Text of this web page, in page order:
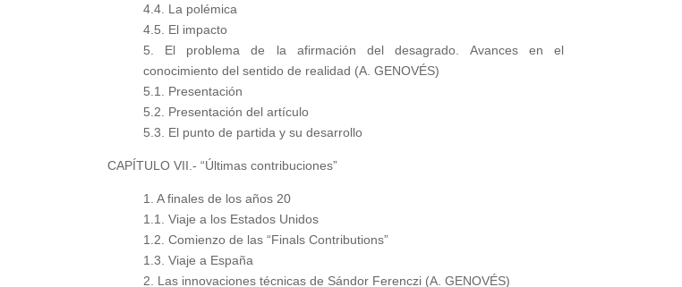
4.4. La polémica
4.5. El impacto
5. El problema de la afirmación del desagrado. Avances en el
conocimiento del sentido de realidad (A. GENOVÉS)
5.1. Presentación
5.2. Presentación del artículo
5.3. El punto de partida y su desarrollo
CAPÍTULO VII.- “Últimas contribuciones”
1. A finales de los años 20
1.1. Viaje a los Estados Unidos
1.2. Comienzo de las “Finals Contributions”
1.3. Viaje a España
2. Las innovaciones técnicas de Sándor Ferenczi (A. GENOVÉS)